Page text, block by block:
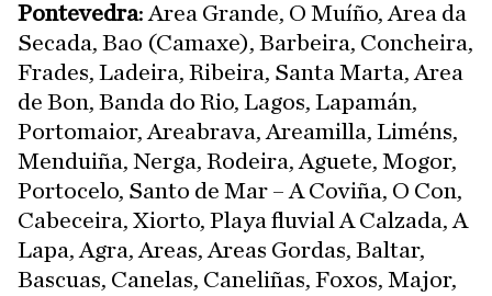
Pontevedra: Area Grande, O Muíño, Area da
Secada, Bao (Camaxe), Barbeira, Concheira,
Frades, Ladeira, Ribeira, Santa Marta, Area
de Bon, Banda do Rio, Lagos, Lapamán,
Portomaior, Areabrava, Areamilla, Liméns,
Menduiña, Nerga, Rodeira, Aguete, Mogor,
Portocelo, Santo de Mar – A Coviña, O Con,
Cabeceira, Xiorto, Playa fluvial A Calzada, A
Lapa, Agra, Areas, Areas Gordas, Baltar,
Bascuas, Canelas, Caneliñas, Foxos, Major,